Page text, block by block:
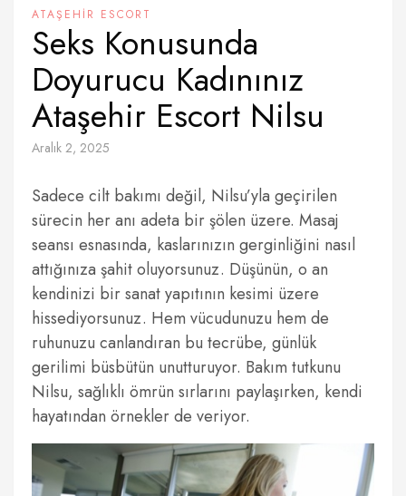
ATAŞEHIR ESCORT
Seks Konusunda
Doyurucu Kadınınız
Ataşehir Escort Nilsu
Aralık 2, 2025
Sadece cilt bakımı değil, Nilsu’yla geçirilen
sürecin her anı adeta bir şölen üzere. Masaj
seansı esnasında, kaslarınızın gerginliğini nasıl
attığınıza şahit oluyorsunuz. Düşünün, o an
kendinizi bir sanat yapıtının kesimi üzere
hissediyorsunuz. Hem vücudunuzu hem de
ruhunuzu canlandıran bu tecrübe, günlük
gerilimi büsbütün unutturuyor. Bakım tutkunu
Nilsu, sağlıklı ömrün sırlarını paylaşırken, kendi
hayatından örnekler de veriyor.